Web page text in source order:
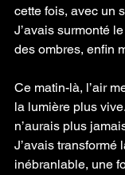
cette fois, avec un
J’avais surmonté
des ombres, enfin
Ce matin-là, l’air
la lumière plus
n’aurais plus
J’avais transformé
inébranlable, une